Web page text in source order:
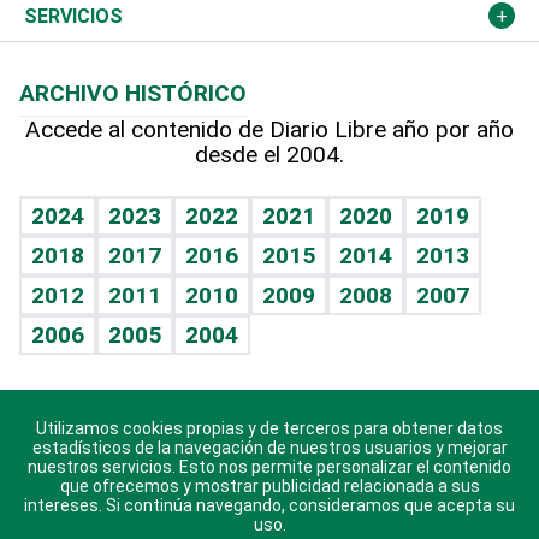
Resto del mundo
Economía personal
Podcast Arte Libre
Hablando con el pediatra
Vida y familia
Eñe
Celebrando la vida
Sin complejos
En pocas palabras
Escuchando al corazón
Economía Personal
Más deportes
Línea de hit
TBT Deportivo
Columnistas
Más firmas
Cambio climático
Opinión
Hecho en casa
Guía del dinero
SERVICIOS
Cumpleaños
Horóscopos
Crucigramas
ARCHIVO HISTÓRICO
Accede al contenido de Diario Libre año por año
desde el 2004.
2024 2023 2022 2021 2020
2019
2018
2017 2016 2015 2014
2013
2012
2011 2010 2009 2008
2007
2006
2005 2004
Descarga nuestras aplicaciones para Android, iOS y
sistema Huawei.
Utilizamos cookies propias y de terceros para obtener datos
estadísticos de la navegación de nuestros usuarios y mejorar
nuestros servicios. Esto nos permite personalizar el contenido
que ofrecemos y mostrar publicidad relacionada a sus
intereses. Si continúa navegando, consideramos que acepta su
uso.